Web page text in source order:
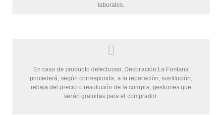
laborales.
En caso de producto defectuoso, Decoración La Fontana
procederá, según corresponda, a la reparación, sustitución,
rebaja del precio o resolución de la compra, gestiones que
serán gratuitas para el comprador.